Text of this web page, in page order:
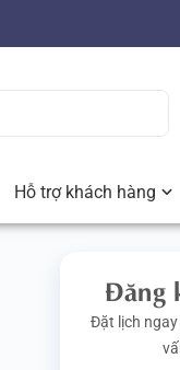
Hỗ trợ khách hàng
Đăng
Đặt lịch